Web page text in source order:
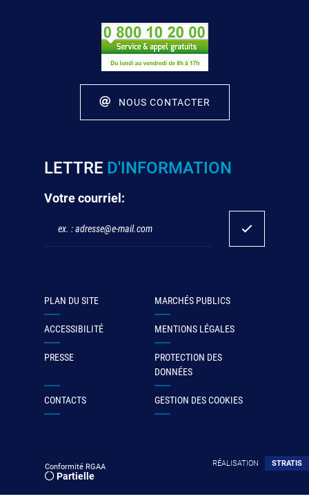
NOUS CONTACTER
LETTRE D'INFORMATION
Votre courriel:
PLAN DU SITE MARCHÉS PUBLICS
ACCESSIBILITÉ MENTIONS LÉGALES
PRESSE
PROTECTION DES
DONNÉES
CONTACTS GESTION DES COOKIES
Conformité RGAA
Partielle
RÉALISATION STRATIS